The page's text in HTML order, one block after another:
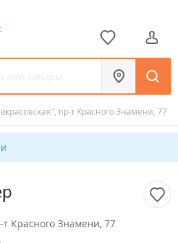
пр-т Красного Знамени, 77
Красного Знамени, 77